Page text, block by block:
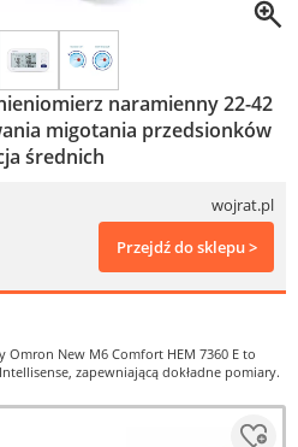
naramienny 22-42
migotania przedsionków
średnich
wojrat.pl
Przejdź do sklepu >
Omron New M6 Comfort HEM 7360 E to
zapewniającą dokładne pomiary.